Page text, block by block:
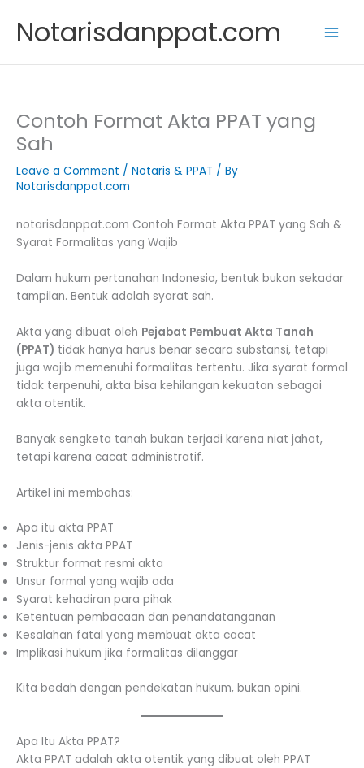
content
Notarisdanppat.com
Contoh Format Akta PPAT yang
Sah
Leave a Comment / Notaris & PPAT / By
Notarisdanppat.com
notarisdanppat.com Contoh Format Akta PPAT yang Sah &
Syarat Formalitas yang Wajib
Dalam hukum pertanahan Indonesia, bentuk bukan sekadar
tampilan. Bentuk adalah syarat sah.
Akta yang dibuat oleh Pejabat Pembuat Akta Tanah
(PPAT) tidak hanya harus benar secara substansi, tetapi
juga wajib memenuhi formalitas tertentu. Jika syarat formal
tidak terpenuhi, akta bisa kehilangan kekuatan sebagai
akta otentik.
Banyak sengketa tanah bukan terjadi karena niat jahat,
tetapi karena cacat administratif.
Artikel ini membahas:
Apa itu akta PPAT
Jenis-jenis akta PPAT
Struktur format resmi akta
Unsur formal yang wajib ada
Syarat kehadiran para pihak
Ketentuan pembacaan dan penandatanganan
Kesalahan fatal yang membuat akta cacat
Implikasi hukum jika formalitas dilanggar
Kita bedah dengan pendekatan hukum, bukan opini.
Apa Itu Akta PPAT?
Akta PPAT adalah akta otentik yang dibuat oleh PPAT